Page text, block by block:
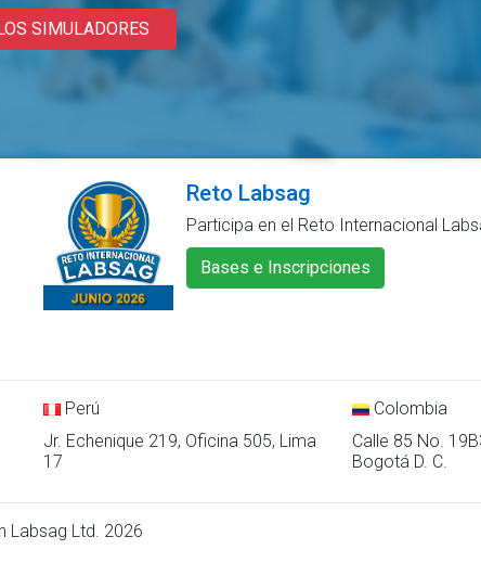
SIMULADORES
Reto Labsag
Participa en el Reto Internacional
Bases e Inscripciones
Perú
Jr. Echenique 219, Oficina 505, Lima
17
Colombia
Calle 85 No.
Bogotá D. C.
Labsag Ltd. 2026